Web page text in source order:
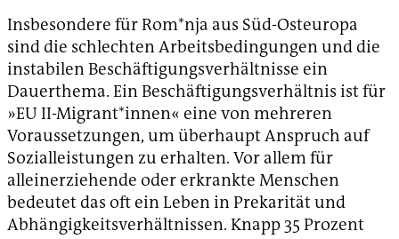
Insbesondere für Rom*nja aus Süd-Osteuropa
sind die schlechten Arbeitsbedingungen und die
instabilen Beschäftigungsverhältnisse ein
Dauerthema. Ein Beschäftigungsverhältnis ist für
»EU II-Migrant*innen« eine von mehreren
Voraussetzungen, um überhaupt Anspruch auf
Sozialleistungen zu erhalten. Vor allem für
alleinerziehende oder erkrankte Menschen
bedeutet das oft ein Leben in Prekarität und
Abhängigkeitsverhältnissen. Knapp 35 Prozent